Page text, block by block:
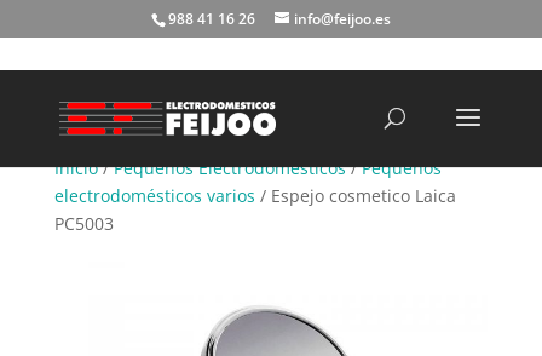
988 41 16 26 info@feijoo.es
Inicio/Pequeños Electrodomésticos/Pequeños
electrodomésticos varios / Espejo cosmetico Laica
PC5003